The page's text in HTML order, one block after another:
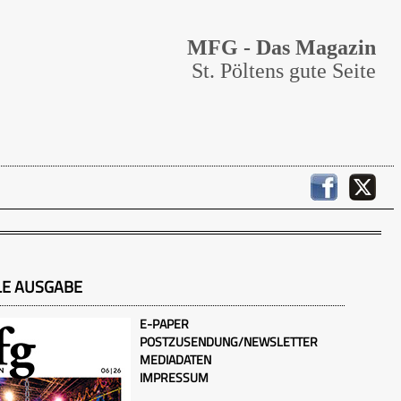
MFG - Das Magazin
St. Pöltens gute Seite
AUSGABE
E-PAPER
POSTZUSENDUNG/NEWSLETTER
MEDIADATEN
IMPRESSUM